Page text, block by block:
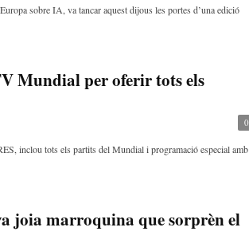
sobre IA, va tancar aquest dijous les portes d’una edició
Mundial per oferir tots els
0
inclou tots els partits del Mundial i programació especial amb
joia marroquina que sorprèn el